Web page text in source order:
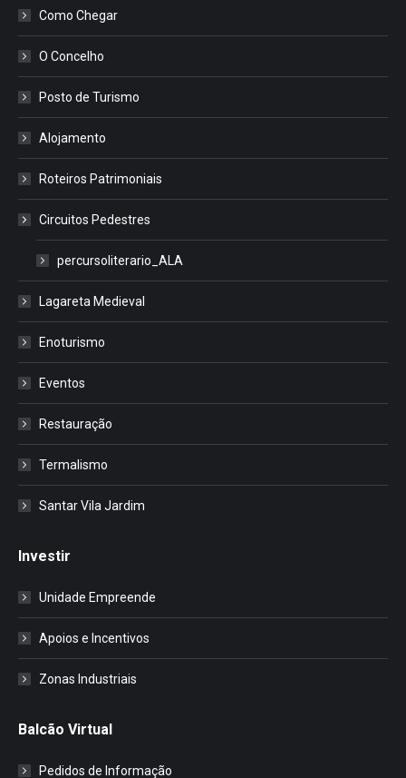
Como Chegar
O Concelho
Posto de Turismo
Alojamento
Roteiros Patrimoniais
Circuitos Pedestres
percursoliterario_ALA
Lagareta Medieval
Enoturismo
Eventos
Restauração
Termalismo
Santar Vila Jardim
Investir
Unidade Empreende
Apoios e Incentivos
Zonas Industriais
Balcão Virtual
Pedidos de Informação